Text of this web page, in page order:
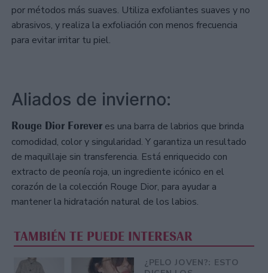
por métodos más suaves. Utiliza exfoliantes suaves y no
abrasivos, y realiza la exfoliación con menos frecuencia
para evitar irritar tu piel.
Aliados de invierno:
Rouge Dior Forever es una barra de labrios que brinda
comodidad, color y singularidad. Y garantiza un resultado
de maquillaje sin transferencia. Está enriquecido con
extracto de peonía roja, un ingrediente icónico en el
corazón de la colección Rouge Dior, para ayudar a
mantener la hidratación natural de los labios.
TAMBIÉN TE PUEDE INTERESAR
¿PELO JOVEN?: ESTO